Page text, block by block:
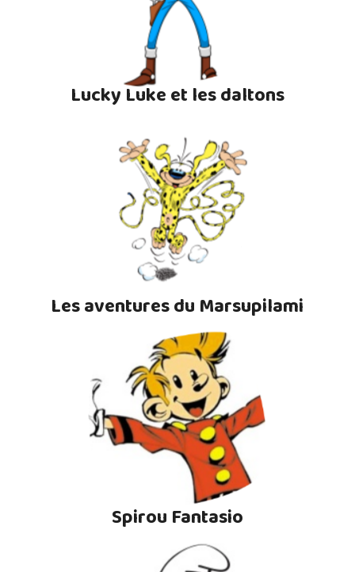
Lucky Luke et les daltons
Les aventures du Marsupilami
Spirou Fantasio